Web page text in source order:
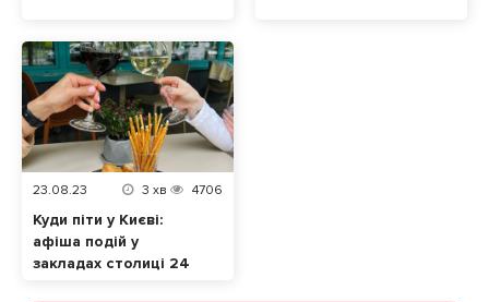
23.08.23 3 хв 4706
Куди піти у Києві:
афіша подій у
закладах столиці 24